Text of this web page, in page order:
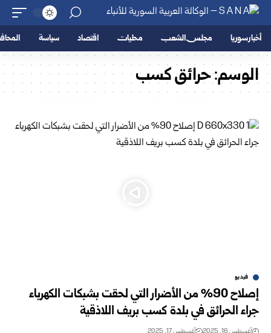
أخبار سوريا مجلس الشعب محليات اقتصاد سياسة
الوسم:حرائق كسب
فيديو
إصلاح 90% من الأضرار التي لحقت بشبكات الكهرباء
جراء الحرائق في بلدة كسب بريف اللاذقية